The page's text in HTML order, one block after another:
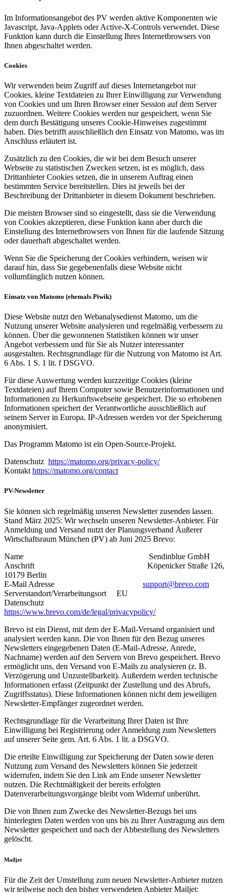
Im Informationsangebot des PV werden aktive Komponenten wie
Javascript, Java-Applets oder Active-X-Controls verwendet. Diese
Funktion kann durch die Einstellung Ihres Internetbrowsers von
Ihnen abgeschaltet werden.
Cookies
Wir verwenden beim Zugriff auf dieses Internetangebot nur
Cookies, kleine Textdateien zu Ihrer Einwilligung zur Verwendung
von Cookies und um Ihren Browser einer Session auf dem Server
zuzuordnen. Weitere Cookies werden nur gespeichert, wenn Sie
dem durch Bestätigung unseres Cookie-Hinweises zugestimmt
haben. Dies betrifft ausschließlich den Einsatz von Matomo, was im
Anschluss erläutert ist.
Zusätzlich zu den Cookies, die wir bei dem Besuch unserer
Webseite zu statistischen Zwecken setzen, ist es möglich, dass
Drittanbieter Cookies setzen, die in unserem Auftrag einen
bestimmten Service bereitstellen. Dies ist jeweils bei der
Beschreibung der Drittanbieter in diesem Dokument beschrieben.
Die meisten Browser sind so eingestellt, dass sie die Verwendung
von Cookies akzeptieren, diese Funktion kann aber durch die
Einstellung des Internetbrowsers von Ihnen für die laufende Sitzung
oder dauerhaft abgeschaltet werden.
Wenn Sie die Speicherung der Cookies verhindern, weisen wir
darauf hin, dass Sie gegebenenfalls diese Website nicht
vollumfänglich nutzen können.
Einsatz von Matomo (ehemals Piwik)
Diese Website nutzt den Webanalysedienst Matomo, um die
Nutzung unserer Website analysieren und regelmäßig verbessern zu
können. Über die gewonnenen Statistiken können wir unser
Angebot verbessern und für Sie als Nutzer interessanter
ausgestalten. Rechtsgrundlage für die Nutzung von Matomo ist Art.
6 Abs. 1 S. 1 lit. f DSGVO.
Für diese Auswertung werden kurzzeitige Cookies (kleine
Textdateien) auf Ihrem Computer sowie Benutzerinformationen und
Informationen zu Herkunftswebseite gespeichert. Die so erhobenen
Informationen speichert der Verantwortliche ausschließlich auf
seinem Server in Europa. IP-Adressen werden vor der Speicherung
anonymisiert.
Das Programm Matomo ist ein Open-Source-Projekt.
Datenschutz https://matomo.org/privacy-policy/
Kontakt https://matomo.org/contact
PV-Newsletter
Sie können sich regelmäßig unseren Newsletter zusenden lassen.
Stand März 2025: Wir wechseln unseren Newsletter-Anbieter. Für
Anmeldung und Versand nutzt der Planungsverband Äußerer
Wirtschaftsraum München (PV) ab Juni 2025 Brevo:
Name Sendinblue GmbH
Anschrift Köpenicker Straße 126,
10179 Berlin
E-Mail Adresse support@brevo.com
Serverstandort/Verarbeitungsort EU
Datenschutz
https://www.brevo.com/de/legal/privacypolicy/
Brevo ist ein Dienst, mit dem der E-Mail-Versand organisiert und
analysiert werden kann. Die von Ihnen für den Bezug unseres
Newsletters eingegebenen Daten (E-Mail-Adresse, Anrede,
Nachname) werden auf den Servern von Brevo gespeichert. Brevo
ermöglicht uns, den Versand von E-Mails zu analysieren (z. B.
Verzögerung und Unzustellbarkeit). Außerdem werden technische
Informationen erfasst (Zeitpunkt der Zustellung und des Abrufs,
Zugriffsstatus). Diese Informationen können nicht dem jeweiligen
Newsletter-Empfänger zugeordnet werden.
Rechtsgrundlage für die Verarbeitung Ihrer Daten ist Ihre
Einwilligung bei Registrierung oder Anmeldung zum Newsletters
auf unserer Seite gem. Art. 6 Abs. 1 lit. a DSGVO.
Die erteilte Einwilligung zur Speicherung der Daten sowie deren
Nutzung zum Versand des Newsletters können Sie jederzeit
widerrufen, indem Sie den Link am Ende unserer Newsletter
nutzen. Die Rechtmäßigkeit der bereits erfolgten
Datenverarbeitungsvorgänge bleibt vom Widerruf unberührt.
Die von Ihnen zum Zwecke des Newsletter-Bezugs bei uns
hinterlegten Daten werden von uns bis zu Ihrer Austragung aus dem
Newsletter gespeichert und nach der Abbestellung des Newsletters
gelöscht.
Mailjet
Für die Zeit der Umstellung zum neuen Newsletter-Anbieter nutzen
wir teilweise noch den bisher verwendeten Anbieter Mailjet: